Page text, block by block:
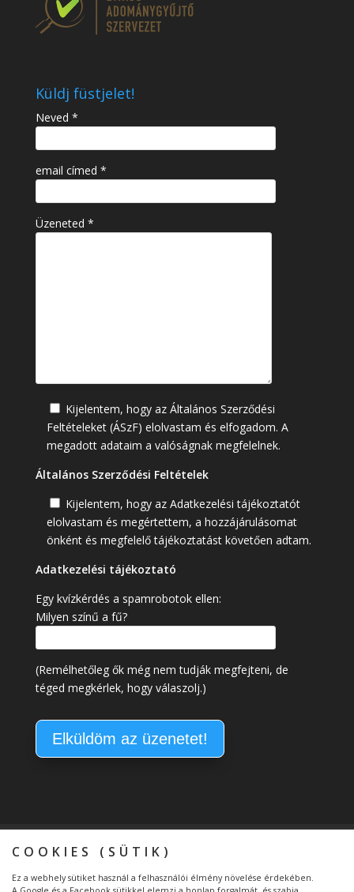
COOKIES (SÜTIK)
Ez a webhely sütiket használ a felhasználói élmény növelése érdekében.
Küldj füstjelet!
Neved *
email címed *
Üzeneted *
Kijelentem, hogy az Általános Szerződési
Feltételeket (ÁSzF) elolvastam és elfogadom. A
megadott adataim a valóságnak megfelelnek.
Általános Szerződési Feltételek
Kijelentem, hogy az Adatkezelési tájékoztatót
elolvastam és megértettem, a hozzájárulásomat
önként és megfelelő tájékoztatást követően adtam.
Adatkezelési tájékoztató
Egy kvízkérdés a spamrobotok ellen:
Milyen színű a fű?
(Remélhetőleg ők még nem tudják megfejteni, de
téged megkérlek, hogy válaszolj.)
Kapcsolat
Általános Szerződési Feltételek
Adatkezelési tájékoztató
Átláthatóság – Etikus Adománygyűjtő